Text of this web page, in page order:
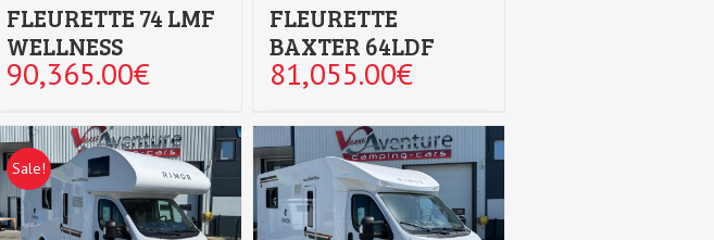
FLEURETTE 74 LMF
WELLNESS
90,365.00€
FLEURETTE
BAXTER 64LDF
81,055.00€
Sale!